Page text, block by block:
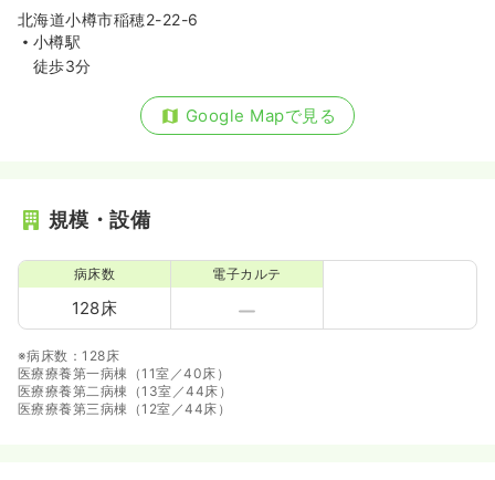
北海道小樽市稲穂2-22-6
小樽駅
徒歩3分
Google Mapで見る
規模・設備
病床数
128床
電子カルテ
※病床数：128床
医療療養第一病棟（11室／40床）
医療療養第二病棟（13室／44床）
医療療養第三病棟（12室／44床）